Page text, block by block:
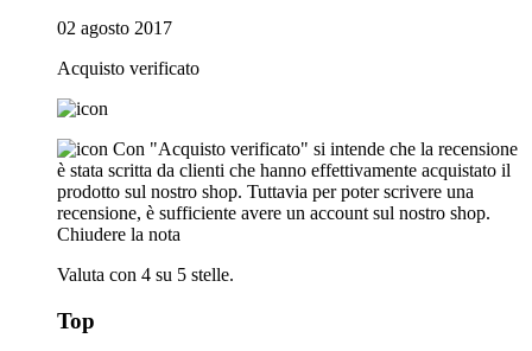
02 agosto 2017
Acquisto verificato
Con "Acquisto verificato" si intende che la recensione
è stata scritta da clienti che hanno effettivamente acquistato il
prodotto sul nostro shop. Tuttavia per poter scrivere una
recensione, è sufficiente avere un account sul nostro shop.
Chiudere la nota
Valuta con 4 su 5 stelle.
Top